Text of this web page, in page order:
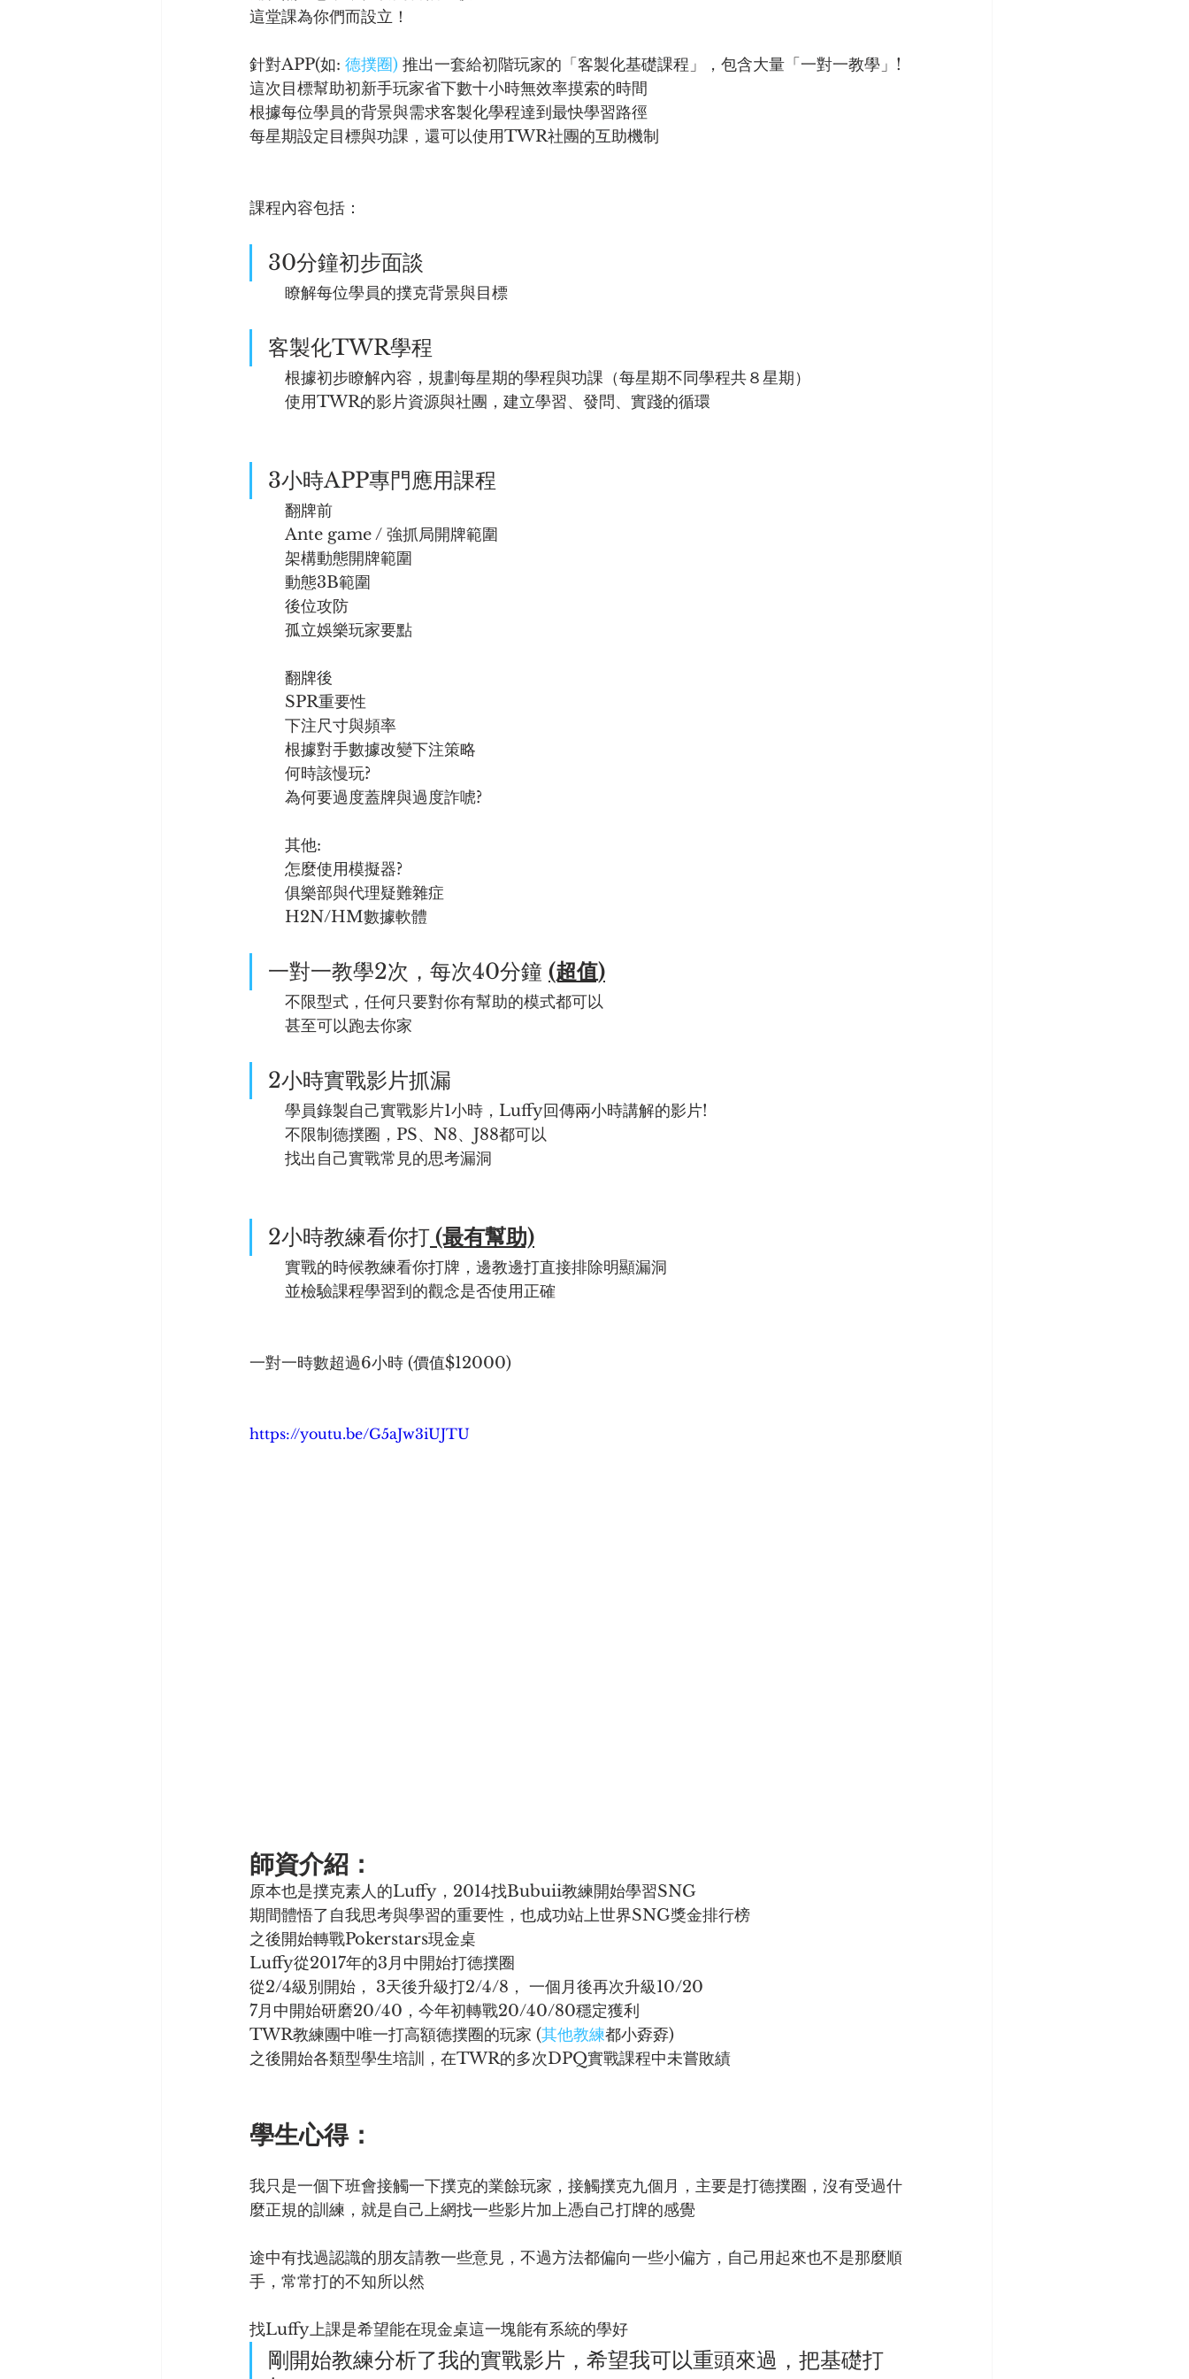
這堂課為你們而設立！
針對APP(如: 德撲圈) 推出一套給初階玩家的「客製化基礎課程」，包含大量「一對一教學」!
這次目標幫助初新手玩家省下數十小時無效率摸索的時間
根據每位學員的背景與需求客製化學程達到最快學習路徑
每星期設定目標與功課，還可以使用TWR社團的互助機制
課程內容包括：
30分鐘初步面談
	瞭解每位學員的撲克背景與目標
客製化TWR學程
	根據初步瞭解內容，規劃每星期的學程與功課（每星期不同學程共８星期）
	使用TWR的影片資源與社團，建立學習、發問、實踐的循環
3小時APP專門應用課程
	翻牌前
	Ante game / 強抓局開牌範圍
	架構動態開牌範圍
	動態3B範圍
	後位攻防
	孤立娛樂玩家要點
	翻牌後
	SPR重要性
	下注尺寸與頻率
	根據對手數據改變下注策略
	何時該慢玩?
	其他:
	怎麼使用模擬器?
	俱樂部與代理疑難雜症
一對一教學2次，每次40分鐘 (超值)
	不限型式，任何只要對你有幫助的模式都可以
	甚至可以跑去你家
2小時實戰影片抓漏
	學員錄製自己實戰影片1小時，Luffy回傳兩小時講解的影片!
	不限制德撲圈，PS、N8、J88都可以
        找出自己實戰常見的思考漏洞
2小時教練看你打 (最有幫助)
	實戰的時候教練看你打牌，邊教邊打直接排除明顯漏洞
        並檢驗課程學習到的觀念是否使用正確
一對一時數超過6小時 (價值$12000)
https://youtu.be/G5aJw3iUJTU
師資介紹：
原本也是撲克素人的Luffy，2014找Bubuii教練開始學習SNG
期間體悟了自我思考與學習的重要性，也成功站上世界SNG獎金排行榜
之後開始轉戰Pokerstars現金桌
Luffy從2017年的3月中開始打德撲圈
從2/4級別開始， 3天後升級打2/4/8， 一個月後再次升級10/20
7月中開始研磨20/40，今年初轉戰20/40/80穩定獲利
TWR教練團中唯一打高額德撲圈的玩家 (其他教練都小孬孬)
之後開始各類型學生培訓，在TWR的多次DPQ實戰課程中未嘗敗績
學生心得：
我只是一個下班會接觸一下撲克的業餘玩家，接觸撲克九個月，主要是打德撲圈，沒有受過什
麼正規的訓練，就是自己上網找一些影片加上憑自己打牌的感覺
途中有找過認識的朋友請教一些意見，不過方法都偏向一些小偏方，自己用起來也不是那麼順
手，常常打的不知所以然
找Luffy上課是希望能在現金桌這一塊能有系統的學好
剛開始教練分析了我的實戰影片，希望我可以重頭來過，把基礎打